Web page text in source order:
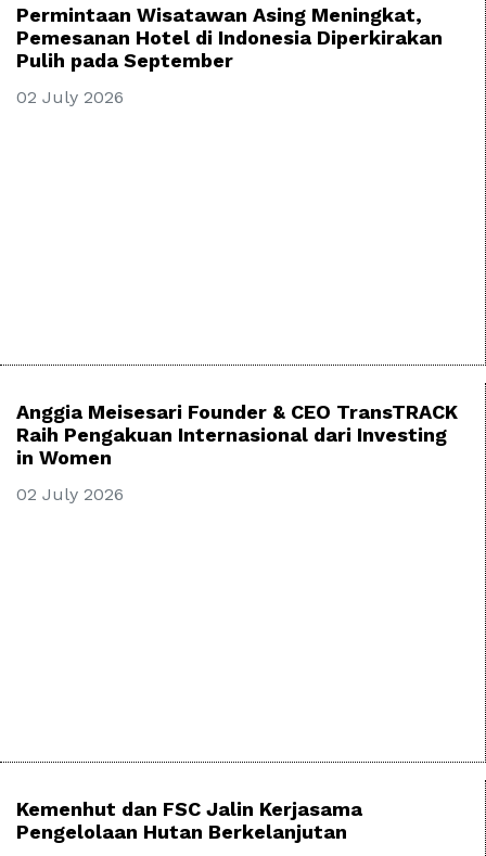
Permintaan Wisatawan Asing Meningkat,
Pemesanan Hotel di Indonesia Diperkirakan
Pulih pada September
02 July 2026
Anggia Meisesari Founder & CEO TransTRACK
Raih Pengakuan Internasional dari Investing
in Women
02 July 2026
Kemenhut dan FSC Jalin Kerjasama
Pengelolaan Hutan Berkelanjutan